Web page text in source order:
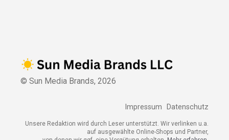
© Sun Media Brands, 2026
Impressum Datenschutz
Unsere Redaktion wird durch Leser unterstützt. Wir verlinken u.a.
auf ausgewählte Online-Shops und Partner,